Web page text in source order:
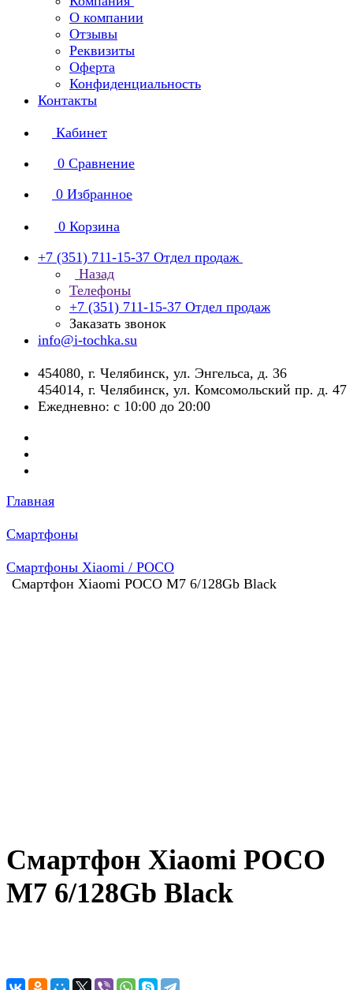
О компании
Отзывы
Реквизиты
Оферта
Конфиденциальность
Контакты
Кабинет
0 Сравнение
0 Избранное
0 Корзина
+7 (351) 711-15-37 Отдел продаж
Назад
Телефоны
+7 (351) 711-15-37 Отдел продаж
Заказать звонок
info@i-tochka.su
​454080, г. Челябинск, ул. Энгельса, д. 36
454014, г. Челябинск, ул. Комсомольский пр. д. 47
Ежедневно: с 10:00 до 20:00
Главная
Смартфоны
Смартфоны Xiaomi / POCO
Смартфон Xiaomi POCO M7 6/128Gb Black
Смартфон Xiaomi POCO
M7 6/128Gb Black